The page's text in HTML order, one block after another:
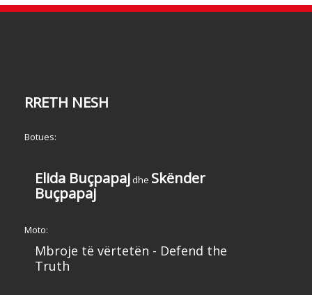
RRETH NESH
Botues:
Elida Buçpapaj dhe Skënder
Buçpapaj
Moto:
Mbroje të vërtetën - Defend the
Truth